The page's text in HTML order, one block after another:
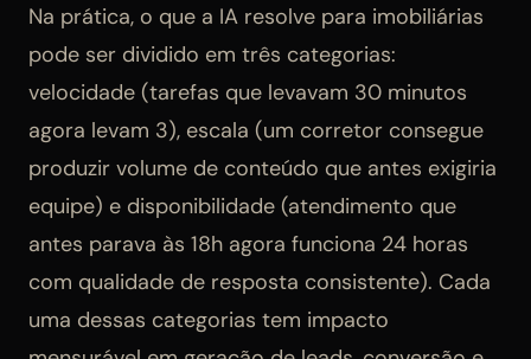
Na prática, o que a IA resolve para imobiliárias
pode ser dividido em três categorias:
velocidade (tarefas que levavam 30 minutos
agora levam 3), escala (um corretor consegue
produzir volume de conteúdo que antes exigiria
equipe) e disponibilidade (atendimento que
antes parava às 18h agora funciona 24 horas
com qualidade de resposta consistente). Cada
uma dessas categorias tem impacto